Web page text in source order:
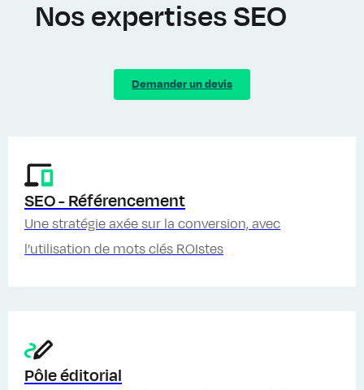
Nos expertises SEO
Demander un devis
SEO - Référencement
Une stratégie axée sur la conversion, avec
l’utilisation de mots clés ROIstes
Pôle éditorial